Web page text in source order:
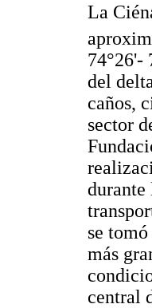
La
74°26'-
del
caños,
sector
durante
se
más
central